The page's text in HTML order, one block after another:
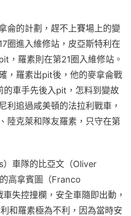
侖的計劃，趕不上賽場上的變
圈進入維修站，皮亞斯特利在
，羅素則在第21圈入維修站。
，羅素出pit後，他的麥拿侖戰
的車手先後入pit，怎料到變故
利追過咸美頓的法拉利戰車，
陸克萊和隊友羅素，只守在第
車隊的比亞文（Oliver
高拿賓圖（Franco
失控撞欄，安全車隨即出動，
和羅素極為不利，因為當時安